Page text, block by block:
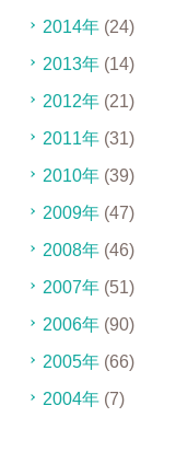
2014年(24)
2013年(14)
2012年(21)
2011年(31)
2010年(39)
2009年(47)
2008年(46)
2007年(51)
2006年(90)
2005年(66)
2004年(7)